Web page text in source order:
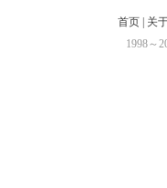
首页
关
1998～